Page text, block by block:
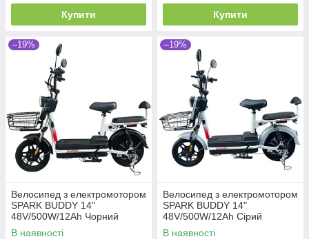
Купити Купити
–19%
Велосипед з електромотором
SPARK BUDDY 14"
48V/500W/12Ah Чорний
В наявності
–19%
Велосипед з електромотором
SPARK BUDDY 14"
48V/500W/12Ah Сірий
В наявності